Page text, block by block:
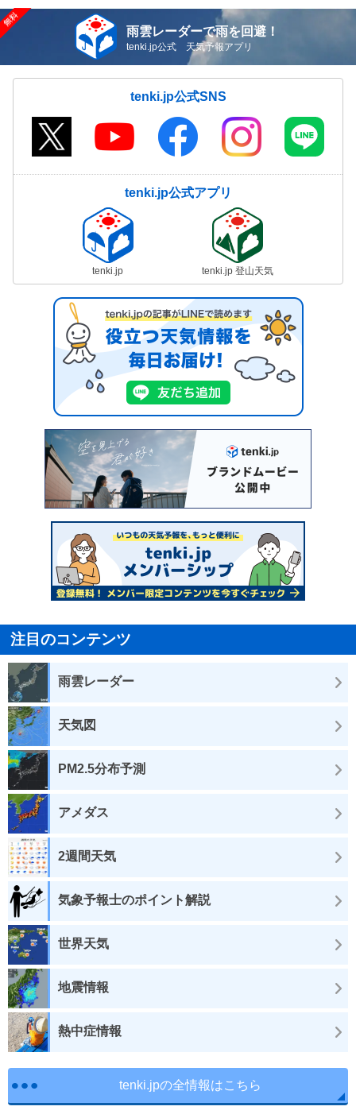
雨雲レーダーで雨を回避！
tenki.jp公式 天気予報アプリ
tenki.jp公式SNS
tenki.jp公式アプリ
tenki.jp tenki.jp 登山天気
注目のコンテンツ
雨雲レーダー
天気図
PM2.5分布予測
アメダス
2週間天気
気象予報士のポイント解説
世界天気
地震情報
熱中症情報
tenki.jpの全情報はこちら